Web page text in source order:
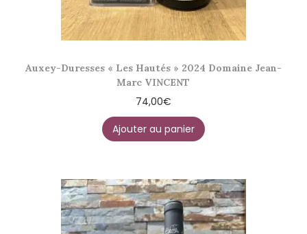
Auxey-Duresses « Les Hautés » 2024 Domaine Jean-
Marc VINCENT
74,00€
Ajouter au panier